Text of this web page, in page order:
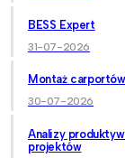
BESS Expert
31-07-2026
Montaż
30-07-2026
Analizy
projektów